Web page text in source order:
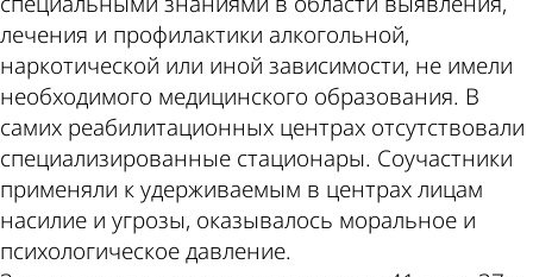
лечения и профилактики алкогольной,
наркотической или иной зависимости, не имели
необходимого медицинского образования. В
самих реабилитационных центрах отсутствовали
специализированные стационары. Соучастники
применяли к удерживаемым в центрах лицам
насилие и угрозы, оказывалось моральное и
психологическое давление.